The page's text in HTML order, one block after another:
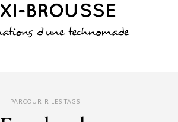
PARCOURIR LES TAGS